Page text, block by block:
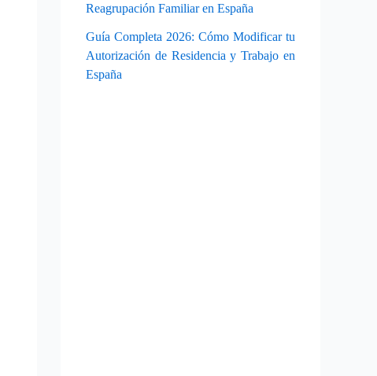
Reagrupación Familiar en España
Guía Completa 2026: Cómo Modificar tu
Autorización de Residencia y Trabajo en
España